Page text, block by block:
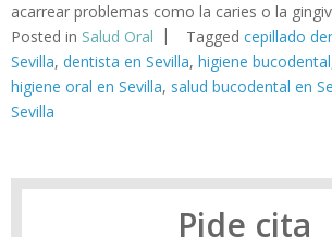
acarrear problemas como la caries o la
Posted in Salud Oral Tagged cepillado
Sevilla, dentista en Sevilla, higiene bucodental
higiene oral en Sevilla, salud bucodental en
Sevilla
Pide cita